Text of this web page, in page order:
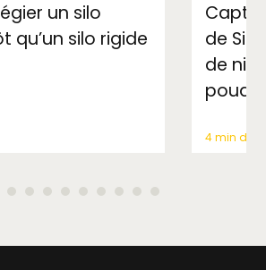
un silo
qu’un silo rigide
de
de
4 min de